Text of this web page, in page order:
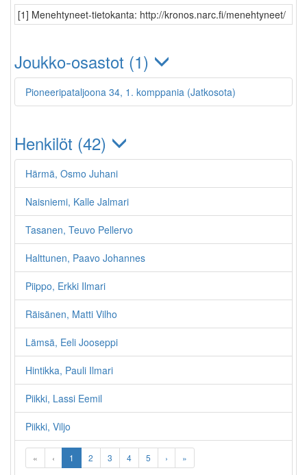
[1] Menehtyneet-tietokanta: http://kronos.narc.fi/menehtyneet/
Joukko-osastot (1)
Pioneeripataljoona 34, 1. komppania (Jatkosota)
Henkilöt (42)
Härmä, Osmo Juhani
Naisniemi, Kalle Jalmari
Tasanen, Teuvo Pellervo
Halttunen, Paavo Johannes
Piippo, Erkki Ilmari
Räisänen, Matti Vilho
Lämsä, Eeli Jooseppi
Hintikka, Pauli Ilmari
Piikki, Lassi Eemil
Piikki, Viljo
« ‹ 1 2 3 4 5 › »